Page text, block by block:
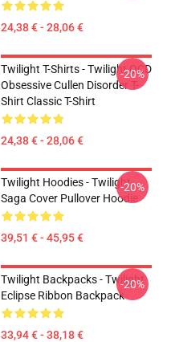
24,38 € - 28,06 €
Twilight T-Shirts - Twilight OCD
Obsessive Cullen Disorder T-
Shirt Classic T-Shirt
24,38 € - 28,06 €
-20%
Twilight Hoodies - Twilight
Saga Cover Pullover Hoodie
39,51 € - 45,95 €
-20%
Twilight Backpacks - Twilight
Eclipse Ribbon Backpack
33,94 € - 38,18 €
-20%